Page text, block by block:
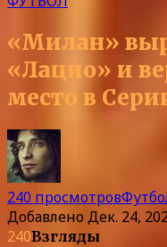
«Милан»
«Лацио» и
место в
240 просмотров
Добавлено Дек. 24,
240Взгляды